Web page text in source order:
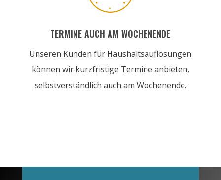
TERMINE AUCH AM WOCHENENDE
Unseren Kunden für Haushaltsauflösungen
können wir kurzfristige Termine anbieten,
selbstverständlich auch am Wochenende.